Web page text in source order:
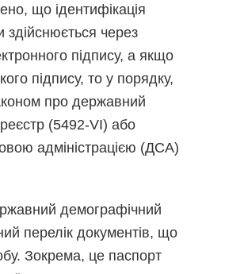
що ідентифікація
здійснюється через
підпису, а якщо
підпису, то у порядку,
про державний
(5492-VI) або
адміністрацією (ДСА)
демографічний
перелік документів, що
Зокрема, це паспорт